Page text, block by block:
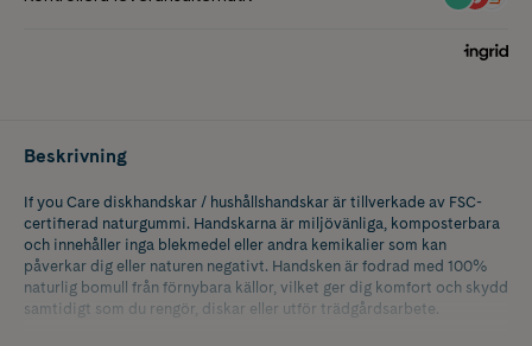
Beskrivning
If you Care diskhandskar / hushållshandskar är tillverkade av FSC-
certifierad naturgummi. Handskarna är miljövänliga, komposterbara
och innehåller inga blekmedel eller andra kemikalier som kan
påverkar dig eller naturen negativt. Handsken är fodrad med 100%
naturlig bomull från förnybara källor, vilket ger dig komfort och skydd
samtidigt som du rengör, diskar eller utför trädgårdsarbete.